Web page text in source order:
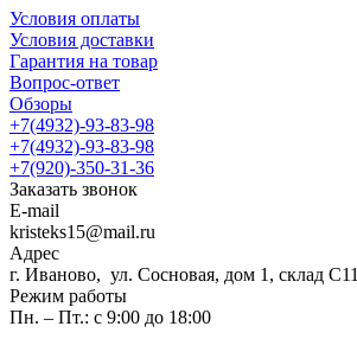
Условия оплаты
Условия доставки
Гарантия на товар
Вопрос-ответ
Обзоры
+7(4932)-93-83-98
+7(4932)-93-83-98
+7(920)-350-31-36
Заказать звонок
E-mail
kristeks15@mail.ru
Адрес
г. Иваново, ул. Сосновая, дом 1, склад
Режим работы
Пн. – Пт.: с 9:00 до 18:00